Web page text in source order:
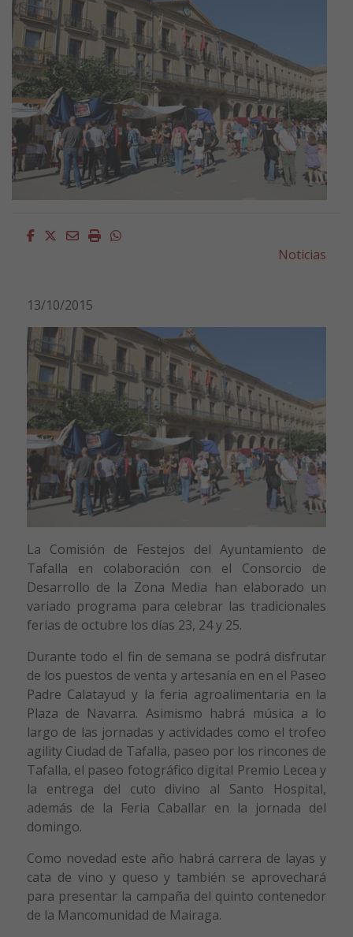
Facebook
Twitter
EmailImprimirWhatsapp
Noticias
13/10/2015
La Comisión de Festejos del Ayuntamiento de
Tafalla en colaboración con el Consorcio de
Desarrollo de la Zona Media han elaborado un
variado programa para celebrar las tradicionales
ferias de octubre los días 23, 24 y 25.
Durante todo el fin de semana se podrá disfrutar
de los puestos de venta y artesanía en en el Paseo
Padre Calatayud y la feria agroalimentaria en la
Plaza de Navarra. Asimismo habrá música a lo
largo de las jornadas y actividades como el trofeo
agility Ciudad de Tafalla, paseo por los rincones de
Tafalla, el paseo fotográfico digital Premio Lecea y
la entrega del cuto divino al Santo Hospital,
además de la Feria Caballar en la jornada del
domingo.
Como novedad este año habrá carrera de layas y
cata de vino y queso y también se aprovechará
para presentar la campaña del quinto contenedor
de la Mancomunidad de Mairaga.